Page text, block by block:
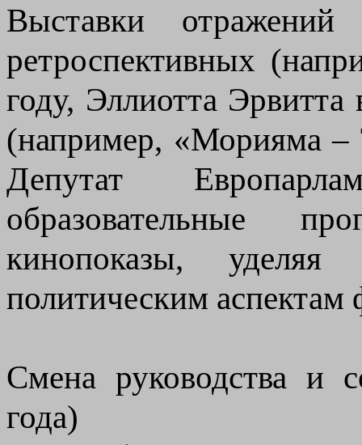
Выставки
ретроспективных
году, Эллиотта
(например, «Морияма –
Депутат
образовательные
кинопоказы,
политическим аспектам
Смена руководства и
года)